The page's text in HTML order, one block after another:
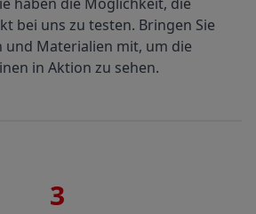
bei uns zu testen. Bringen Sie
und Materialien mit, um die
in Aktion zu sehen.
3